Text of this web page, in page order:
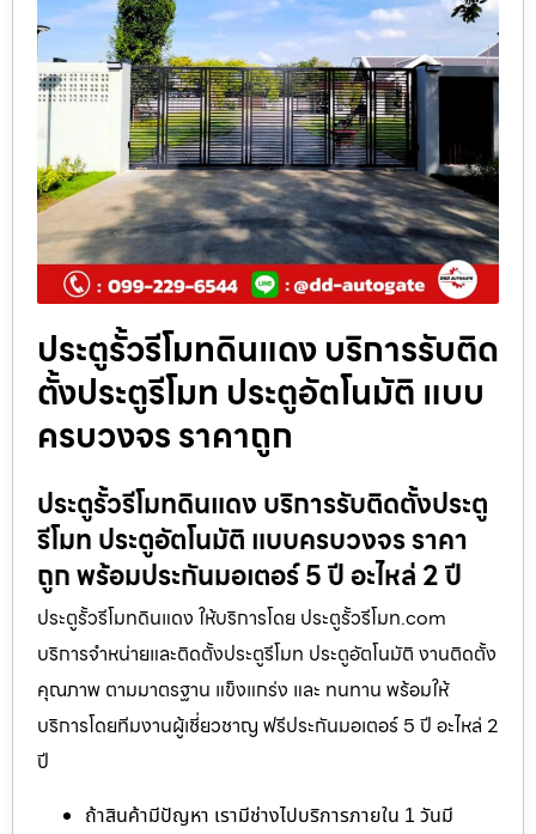
ประตูรั้วรีโมทดินแดง บริการรับติด
ตั้งประตูรีโมท ประตูอัตโนมัติ แบบ
ครบวงจร ราคาถูก
ประตูรั้วรีโมทดินแดง บริการรับติดตั้งประตู
รีโมท ประตูอัตโนมัติ แบบครบวงจร ราคา
ถูก พร้อมประกันมอเตอร์ 5 ปี อะไหล่ 2 ปี
ประตูรั้วรีโมทดินแดง ให้บริการโดย ประตูรั้วรีโมท.com
บริการจำหน่ายและติดตั้งประตูรีโมท ประตูอัตโนมัติ งานติดตั้ง
คุณภาพ ตามมาตรฐาน แข็งแกร่ง และ ทนทาน พร้อมให้
บริการโดยทีมงานผู้เชี่ยวชาญ ฟรีประกันมอเตอร์ 5 ปี อะไหล่ 2
ปี
ถ้าสินค้ามีปัญหา เรามีช่างไปบริการภายใน 1 วันมี